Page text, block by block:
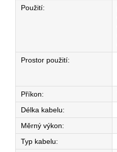
Použití:
Prostor použití:
Příkon:
Délka kabelu:
Měrný výkon:
Typ kabelu: